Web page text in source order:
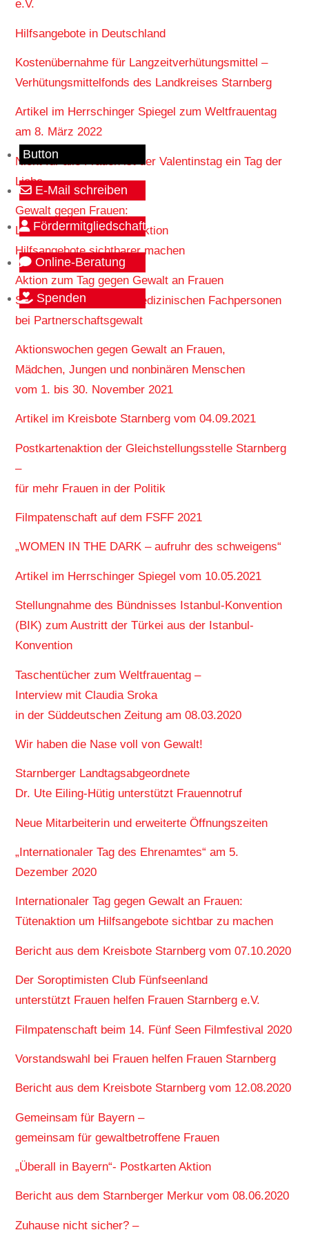
e.V.
Hilfsangebote in Deutschland
Kostenübernahme für Langzeitverhütungsmittel –
Verhütungsmittelfonds des Landkreises Starnberg
Artikel im Herrschinger Spiegel zum Weltfrauentag
am 8. März 2022
Nicht für alle Frauen ist der Valentinstag ein Tag der
Liebe.
Gewalt gegen Frauen:
Landkreis will mit Tütenaktion
Hilfsangebote sichtbarer machen
Aktion zum Tag gegen Gewalt an Frauen
Schlüsselposition von medizinischen Fachpersonen
bei Partnerschaftsgewalt
Aktionswochen gegen Gewalt an Frauen,
Mädchen, Jungen und nonbinären Menschen
vom 1. bis 30. November 2021
Artikel im Kreisbote Starnberg vom 04.09.2021
Postkartenaktion der Gleichstellungsstelle Starnberg
–
für mehr Frauen in der Politik
Filmpatenschaft auf dem FSFF 2021
„WOMEN IN THE DARK – aufruhr des schweigens“
Artikel im Herrschinger Spiegel vom 10.05.2021
Stellungnahme des Bündnisses Istanbul-Konvention
(BIK) zum Austritt der Türkei aus der Istanbul-
Konvention
Taschentücher zum Weltfrauentag –
Interview mit Claudia Sroka
in der Süddeutschen Zeitung am 08.03.2020
Wir haben die Nase voll von Gewalt!
Starnberger Landtagsabgeordnete
Dr. Ute Eiling-Hütig unterstützt Frauennotruf
Neue Mitarbeiterin und erweiterte Öffnungszeiten
„Internationaler Tag des Ehrenamtes“ am 5.
Dezember 2020
Internationaler Tag gegen Gewalt an Frauen:
Tütenaktion um Hilfsangebote sichtbar zu machen
Bericht aus dem Kreisbote Starnberg vom 07.10.2020
Der Soroptimisten Club Fünfseenland
unterstützt Frauen helfen Frauen Starnberg e.V.
Filmpatenschaft beim 14. Fünf Seen Filmfestival 2020
Vorstandswahl bei Frauen helfen Frauen Starnberg
Bericht aus dem Kreisbote Starnberg vom 12.08.2020
Gemeinsam für Bayern –
gemeinsam für gewaltbetroffene Frauen
„Überall in Bayern“- Postkarten Aktion
Bericht aus dem Starnberger Merkur vom 08.06.2020
Zuhause nicht sicher? –
Button
E-Mail schreiben
Fördermitgliedschaft
Online-Beratung
Spenden